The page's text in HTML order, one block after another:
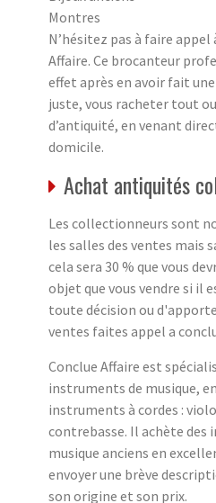
Montres
N’hésitez pas à faire
Affaire. Ce brocanteur
effet après en avoir fait
juste, vous racheter tout
d’antiquité, en venant
domicile.
Achat antiquités
Les collectionneurs sont
les salles des ventes mais
cela sera 30 % que vous
objet que vous vendre si il
toute décision ou
ventes faites appel a
Conclue Affaire est
instruments de musique,
instruments à cordes :
contrebasse. Il achète des
musique anciens en
envoyer une brève
son origine et son prix.